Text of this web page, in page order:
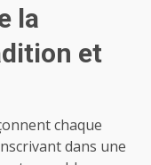
la
et
chaque
dans une